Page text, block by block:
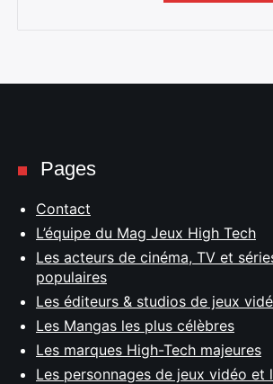
Pages
Contact
L’équipe du Mag Jeux High Tech
Les acteurs de cinéma, TV et
populaires
Les éditeurs & studios de jeux
Les Mangas les plus célèbres
Les marques High-Tech majeures
Les personnages de jeux vidéo et